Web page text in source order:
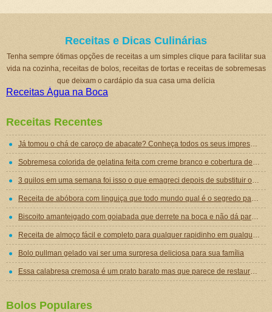
Receitas e Dicas Culinárias
Tenha sempre ótimas opções de receitas a um simples clique para facilitar sua
vida na cozinha, receitas de bolos, receitas de tortas e receitas de sobremesas
que deixam o cardápio da sua casa uma delícia
Receitas Água na Boca
Receitas Recentes
Já tomou o chá de caroço de abacate? Conheça todos os seus impressionantes benefícios!
Sobremesa colorida de gelatina feita com creme branco e cobertura de mousse de gelatina
3 quilos em uma semana foi isso o que emagreci depois de substituir o jantar por essa sopa emagrecedora
Receita de abóbora com linguiça que todo mundo qual é o segredo para ficar tão gostosa
Biscoito amanteigado com goiabada que derrete na boca e não dá para comer um só
Receita de almoço fácil e completo para qualquer rapidinho em qualquer dia da semana
Bolo pullman gelado vai ser uma surpresa deliciosa para sua família
Essa calabresa cremosa é um prato barato mas que parece de restaurante chique de tão gostoso
Bolos Populares